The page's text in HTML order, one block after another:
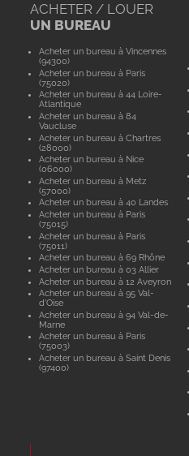
ACHETER / LOUER
UN BUREAU
Acheter un bureau à Vincennes
(94300)
Acheter un bureau à Paris
(75020)
Acheter un bureau à 44 Loire-
Atlantique
Acheter un bureau à 84
Vaucluse
Acheter un bureau à Chartres
(28000)
Acheter un bureau à Nice
(06000)
Acheter un bureau à Metz
(57000)
Acheter un bureau à 40 Landes
Acheter un bureau à Paris
(75015)
Acheter un bureau à Paris
(75011)
Acheter un bureau à 69 Rhône
Acheter un bureau à 03 Allier
Acheter un bureau à 12 Aveyron
Acheter un bureau à 95 Val-
d'Oise
Acheter un bureau à 94 Val-de-
Marne
Acheter un bureau à Paris
(75003)
Acheter un bureau à Saint Denis
(97400)